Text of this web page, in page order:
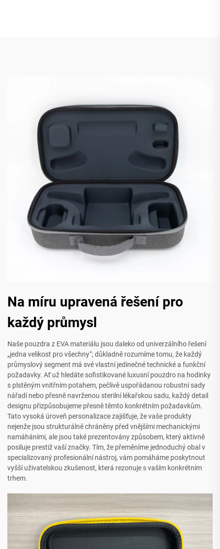
Na míru upravená řešení pro
každý průmysl
Naše pouzdra z EVA materiálu jsou daleko od univerzálního řešení
„jedna velikost pro všechny“; důkladně rozumíme tomu, že každý
průmyslový segment má své vlastní jedinečné technické a funkční
požadavky. Ať už hledáte sofistikované luxusní pouzdro na hodinky
s plstěným vnitřním potahem, pečlivě uspořádanou robustní sady
nářadí nebo přesně navrženou sterilní lékařskou sadu, každý detail
designu přizpůsobujeme přesně těmto konkrétním požadavkům.
Tato vysoká úroveň personalizace zajišťuje, že vaše produkty
nejenže jsou strukturálně chráněny před vnějšími mechanickými
namáháními, ale jsou také prezentovány způsobem, který aktivně
posiluje prestiž vaší značky. Tím, že přeměníme jednoduchý obal v
specializovaný profesionální nástroj, vám pomáháme poskytnout
vyšší uživatelskou zkušenost, která rezonuje s vaším konkrétním
trhem.